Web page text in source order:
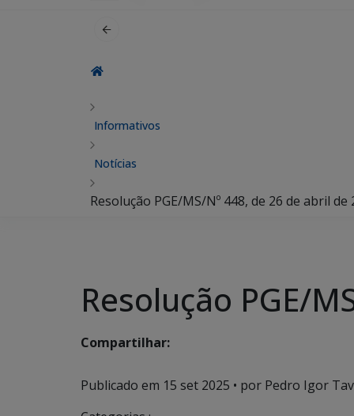
Informativos
Notícias
Resolução PGE/MS/Nº 448, de 26 de abril de
Resolução PGE/
Compartilhar:
Publicado em 15 set 2025 • por Pedro Igor